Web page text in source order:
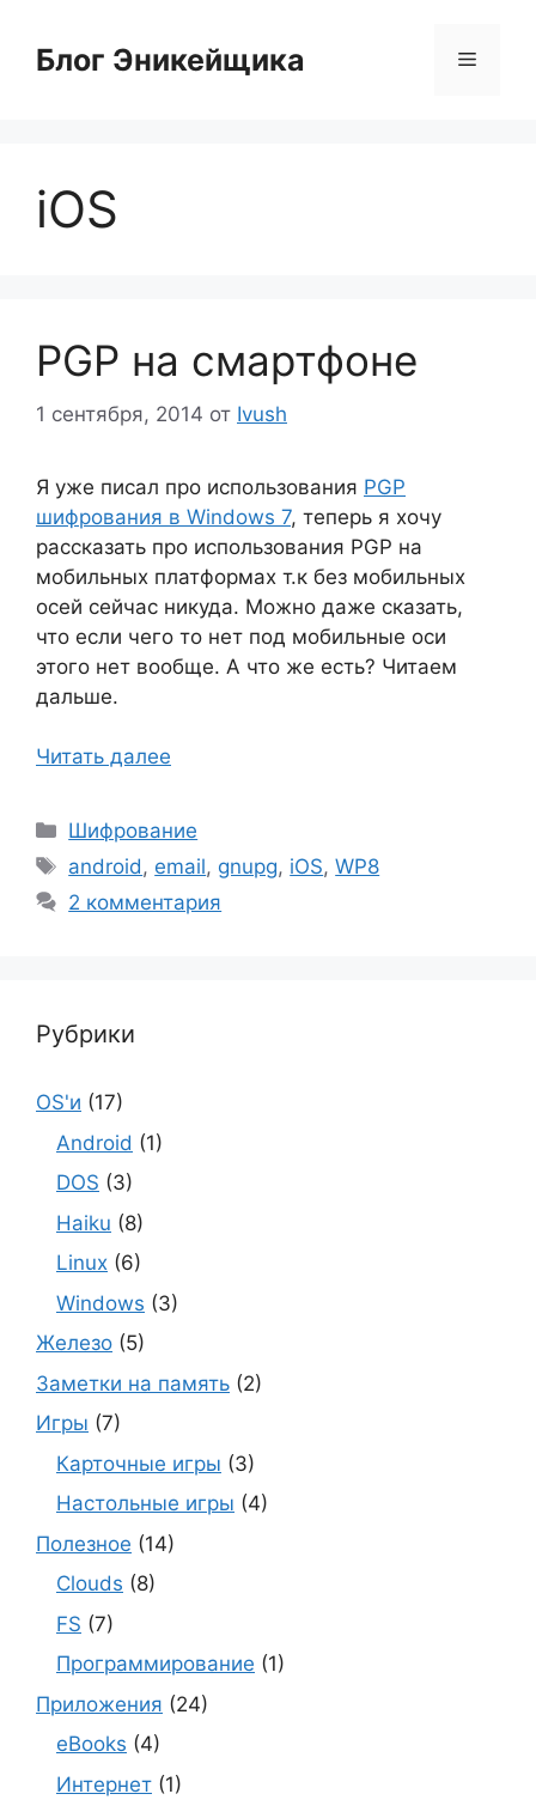
содержимому
Блог Эникейщика Меню
iOS
PGP на смартфоне
1 сентября, 2014 от Ivush
Я уже писал про использования PGP
шифрования в Windows 7, теперь я хочу
рассказать про использования PGP на
мобильных платформах т.к без мобильных
осей сейчас никуда. Можно даже сказать,
что если чего то нет под мобильные оси
этого нет вообще. А что же есть? Читаем
дальше.
Читать далее
Рубрики
Шифрование
Метки
android, email, gnupg, iOS,WP8
2 комментария
Рубрики
OS'и (17)
Android (1)
DOS (3)
Haiku (8)
Linux (6)
Windows (3)
Железо (5)
Заметки на память (2)
Игры (7)
Карточные игры (3)
Настольные игры (4)
Полезное (14)
Clouds (8)
FS (7)
Программирование (1)
Приложения (24)
eBooks (4)
Интернет (1)